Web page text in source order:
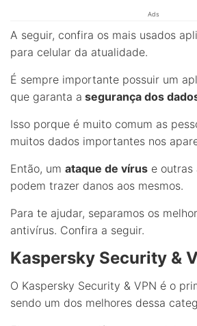
Ads
A seguir, confira os mais usados
para celular da atualidade.
É sempre importante possuir um
que garanta a segurança dos
Isso porque é muito comum as
muitos dados importantes nos
Então, um ataque de vírus e outras
podem trazer danos aos mesmos.
Para te ajudar, separamos os
antivírus. Confira a seguir.
Kaspersky Security &
O Kaspersky Security & VPN é o
sendo um dos melhores dessa